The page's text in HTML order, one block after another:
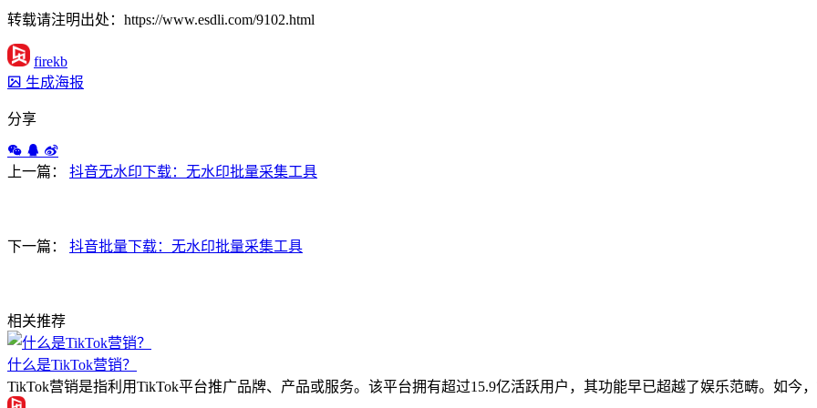
转载请注明出处：https://www.esdli.com/9102.html
firekb
生成海报
分享
上一篇： 抖音无水印下载：无水印批量采集工具
下一篇： 抖音批量下载：无水印批量采集工具
相关推荐
什么是TikTok营销？
TikTok营销是指利用TikTok平台推广品牌、产品或服务。该平台拥有超过15.9亿活跃用户，其功能早已超越了娱乐范畴。如今